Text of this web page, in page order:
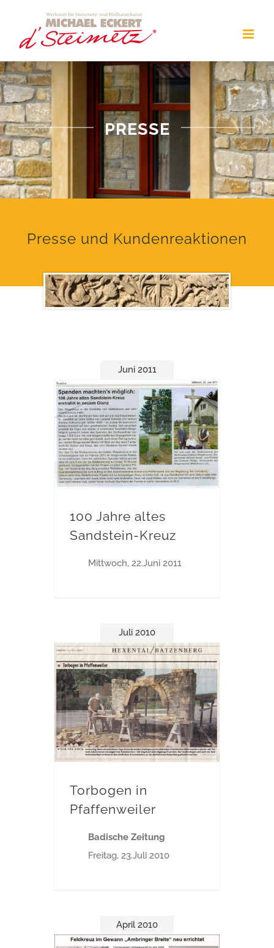
springen
PRESSE
Presse und Kundenreaktionen
Juni 2011
100 Jahre altes
Sandstein-Kreuz
Mittwoch, 22.Juni 2011
Juli 2010
Torbogen in
Pfaffenweiler
Badische Zeitung
Freitag, 23.Juli 2010
April 2010